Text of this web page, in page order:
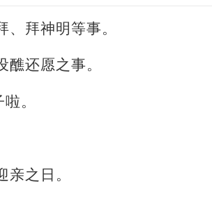
拜神明等事。
还愿之事。
。
之日。